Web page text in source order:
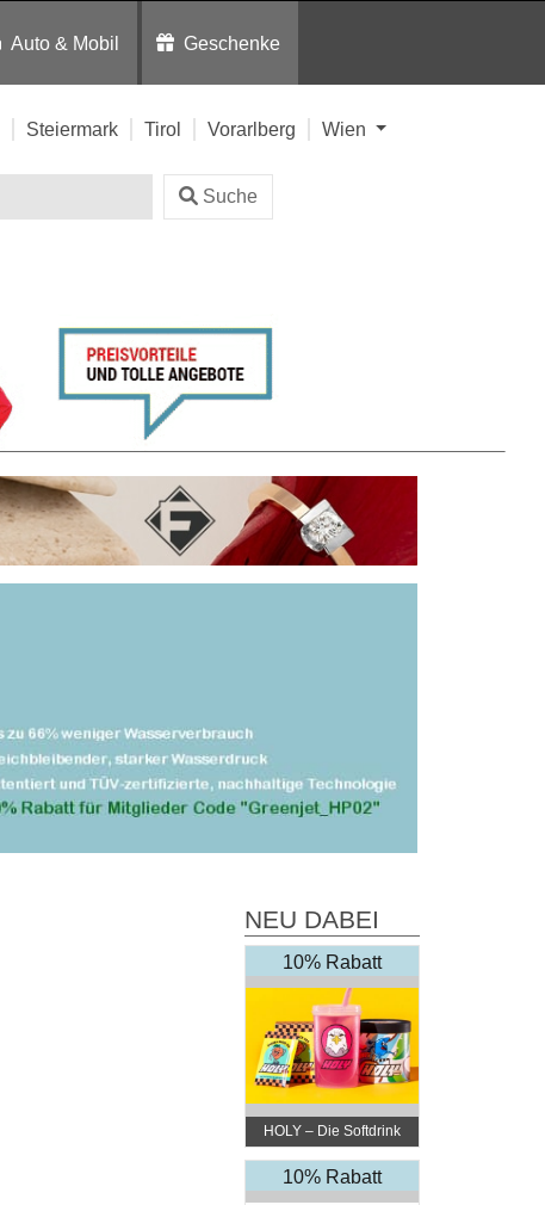
Auto & Mobil Geschenke
Steiermark Tirol Vorarlberg Wien
Suche
NEU DABEI
10% Rabatt
HOLY – Die Softdrink
Revolution
10% Rabatt